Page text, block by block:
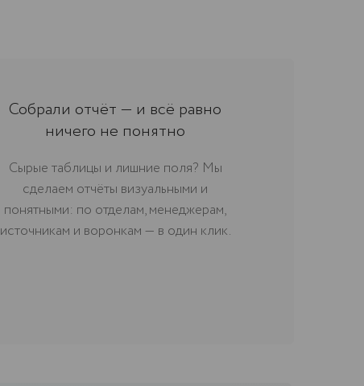
Собрали отчёт — и всё равно
ничего не понятно
Сырые таблицы и лишние поля? Мы
сделаем отчёты визуальными и
понятными: по отделам, менеджерам,
источникам и воронкам — в один клик.